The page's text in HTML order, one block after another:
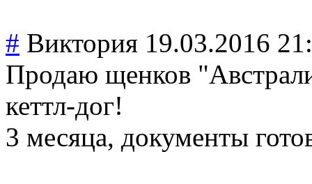
# Виктория 19.03.2016
Продаю щенков
кеттл-дог!
3 месяца, документы